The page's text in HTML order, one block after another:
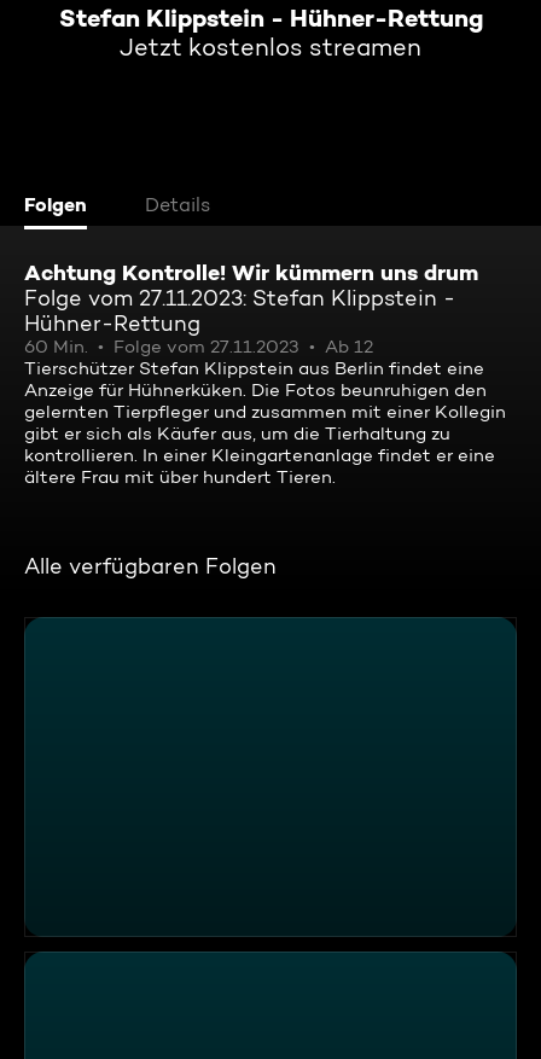
Stefan Klippstein - Hühner-Rettung
Jetzt kostenlos streamen
Folgen Details
Achtung Kontrolle! Wir kümmern uns drum
Folge vom 27.11.2023: Stefan Klippstein -
Hühner-Rettung
60 Min. Folge vom 27.11.2023
Ab 12
Tierschützer Stefan Klippstein aus Berlin findet eine
Anzeige für Hühnerküken. Die Fotos beunruhigen den
gelernten Tierpfleger und zusammen mit einer Kollegin
gibt er sich als Käufer aus, um die Tierhaltung zu
kontrollieren. In einer Kleingartenanlage findet er eine
ältere Frau mit über hundert Tieren.
Alle verfügbaren Folgen
Handy am Steuer und Rechtsüberholer – Provida